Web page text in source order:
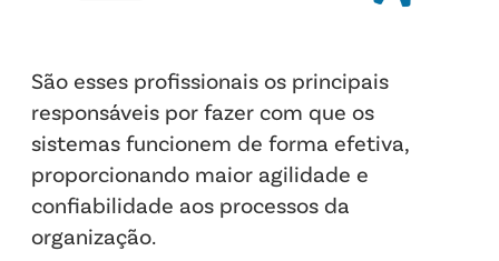
São esses profissionais os principais
responsáveis por fazer com que os
sistemas funcionem de forma efetiva,
proporcionando maior agilidade e
confiabilidade aos processos da
organização.